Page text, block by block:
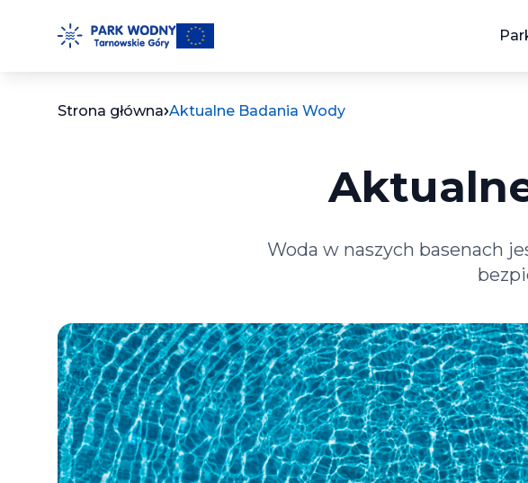
Strona główna Aktualne Badania Wody
Woda w naszych basenach